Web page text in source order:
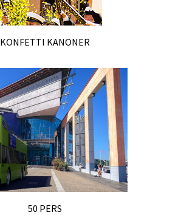
KONFETTI KANONER
50 PERS